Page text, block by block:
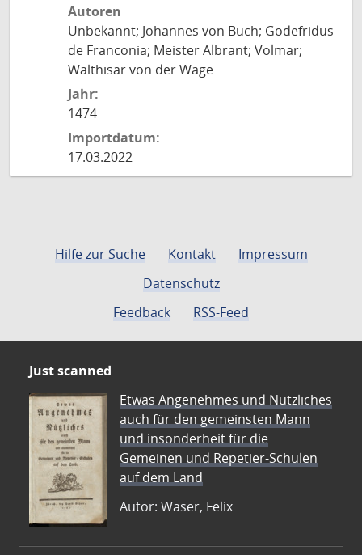
Autoren
Unbekannt; Johannes von Buch; Godefridus
de Franconia; Meister Albrant; Volmar;
Walthisar von der Wage
Jahr:
1474
Importdatum:
17.03.2022
Hilfe zur Suche Kontakt
Impressum
Datenschutz
Feedback
RSS-Feed
Just scanned
Etwas Angenehmes und Nützliches
auch für den gemeinsten Mann
und insonderheit für die
Gemeinen und Repetier-Schulen
auf dem Land
Autor: Waser, Felix